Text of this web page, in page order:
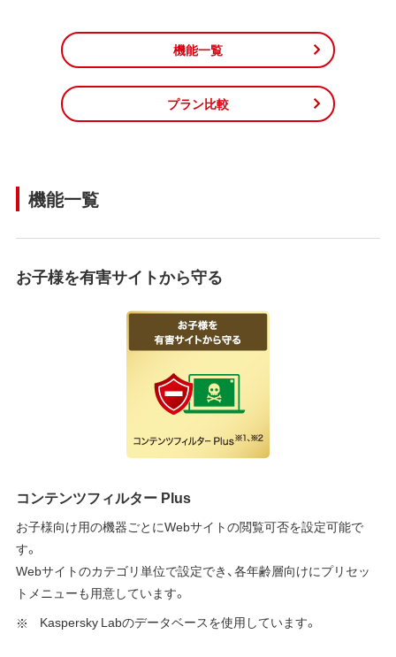
機能一覧
プラン比較
機能一覧
お子様を有害サイトから守る
コンテンツフィルター Plus
お子様向け用の機器ごとにWebサイトの閲覧可否を設定可能で
す。
Webサイトのカテゴリ単位で設定でき、各年齢層向けにプリセッ
トメニューも用意しています。
Kaspersky Labのデータベースを使用しています。